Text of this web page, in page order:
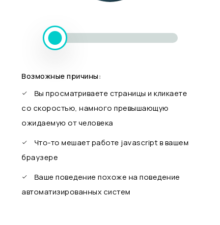
Возможные причины:
Вы просматриваете страницы и кликаете
со скоростью, намного превышающую
ожидаемую от человека
Что-то мешает работе javascript в вашем
браузере
Ваше поведение похоже на поведение
автоматизированных систем